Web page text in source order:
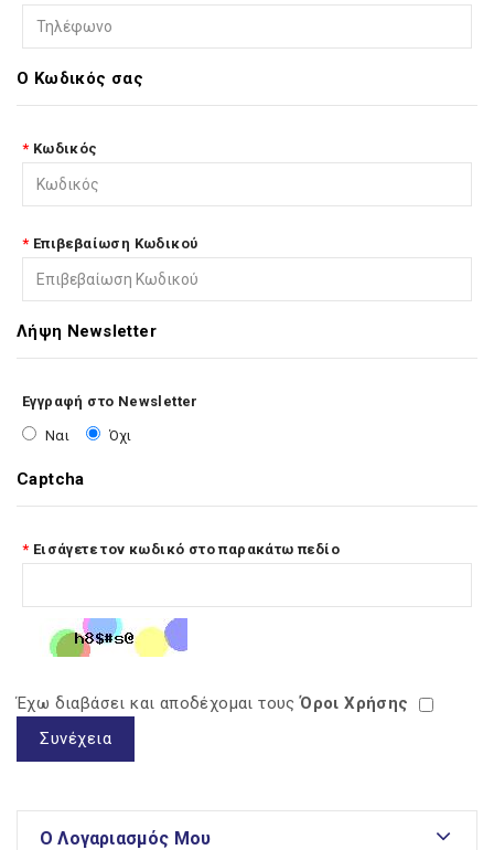
Ο Κωδικός σας
Κωδικός
Επιβεβαίωση Κωδικού
Λήψη Newsletter
Εγγραφή στο Newsletter
Ναι Όχι
Captcha
Εισάγετε τον κωδικό στο παρακάτω πεδίο
Έχω διαβάσει και αποδέχομαι τουςΌροι Χρήσης
O Λογαριασμός Μου